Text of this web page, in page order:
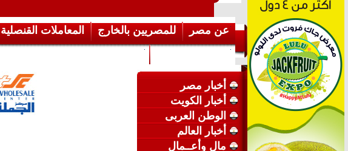
عن مصر للمصريين بالخارج المعاملات القنصلية
أخبار مصر
أخبار الكويت
الوطن العربى
أخبار العالم
مال وأعــمال